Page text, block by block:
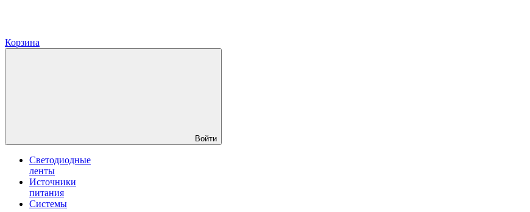
Корзина
Войти
Светодиодные
ленты
Источники
питания
Системы